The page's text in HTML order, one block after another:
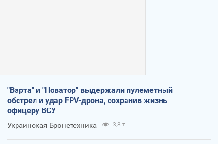
"Варта" и "Новатор" выдержали пулеметный
обстрел и удар FPV-дрона, сохранив жизнь
офицеру ВСУ
Украинская Бронетехника 3,8 т.